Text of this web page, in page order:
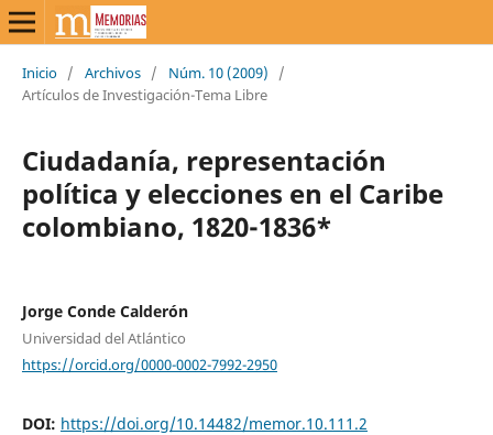
Inicio / Archivos / Núm. 10 (2009)
/
Artículos de Investigación-Tema Libre
Ciudadanía, representación
política y elecciones en el Caribe
colombiano, 1820-1836*
Jorge Conde Calderón
Universidad del Atlántico
https://orcid.org/0000-0002-7992-2950
DOI: https://doi.org/10.14482/memor.10.111.2